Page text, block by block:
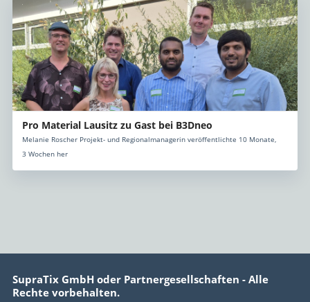
Pro Material Lausitz zu Gast bei B3Dneo
Melanie Roscher Projekt- und Regionalmanagerin veröffentlichte 10 Monate,
3 Wochen her
SupraTix GmbH oder Partnergesellschaften - Alle
Rechte vorbehalten.